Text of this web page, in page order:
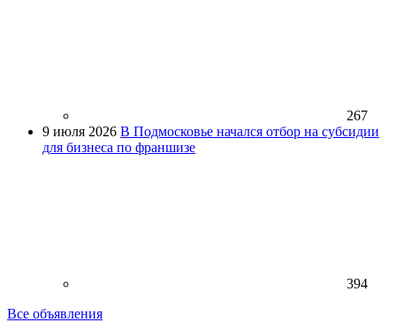
267
9 июля 2026 В Подмосковье начался отбор на субсидии
для бизнеса по франшизе
394
Все объявления